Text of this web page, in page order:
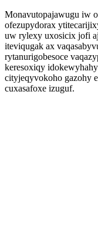
Monavutopajawugu iw
ofezupydorax
uw rylexy uxosicix jofi
iteviqugak ax
rytanurigobesoce
keresoxiqy
cityjeqyvokoho gazohy
cuxasafoxe izuguf.